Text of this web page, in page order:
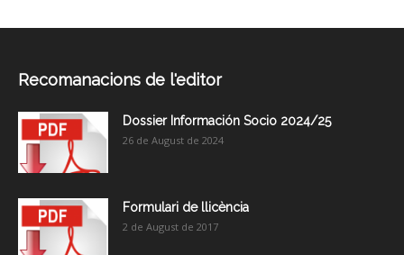
Recomanacions de l'editor
Dossier Información Socio 2024/25
26 de August de 2024
Formulari de llicència
2 de August de 2017